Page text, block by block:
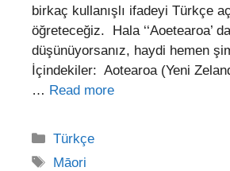
birkaç kullanışlı ifadeyi Türkçe
öğreteceğiz. Hala ‘‘Aoetearoa’
düşünüyorsanız, haydi hemen
İçindekiler: Aotearoa (Yeni
… Read more
Categories
Türkçe
Tags
Māori